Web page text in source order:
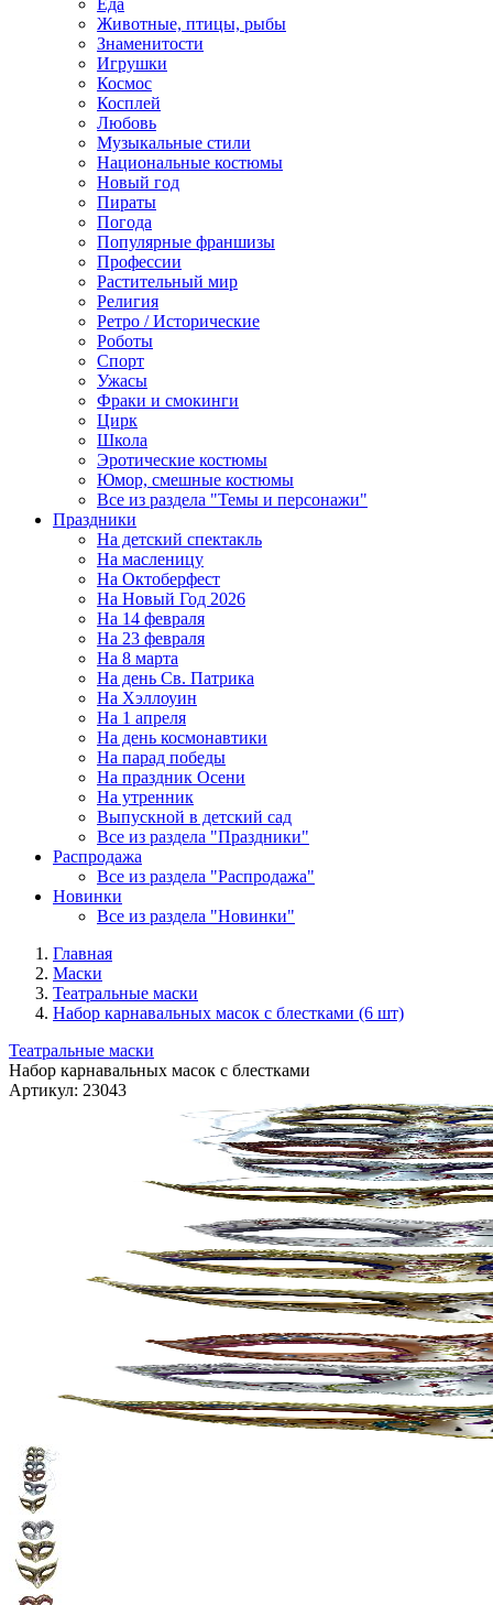
Еда
Животные, птицы, рыбы
Знаменитости
Игрушки
Космос
Косплей
Любовь
Музыкальные стили
Национальные костюмы
Новый год
Пираты
Погода
Популярные франшизы
Профессии
Растительный мир
Религия
Ретро / Исторические
Роботы
Спорт
Ужасы
Фраки и смокинги
Цирк
Школа
Эротические костюмы
Юмор, смешные костюмы
Все из раздела "Темы и персонажи"
Праздники
На детский спектакль
На масленицу
На Октоберфест
На Новый Год 2026
На 14 февраля
На 23 февраля
На 8 марта
На день Св. Патрика
На Хэллоуин
На 1 апреля
На день космонавтики
На парад победы
На праздник Осени
На утренник
Выпускной в детский сад
Все из раздела "Праздники"
Распродажа
Все из раздела "Распродажа"
Новинки
Все из раздела "Новинки"
Главная
Маски
Театральные маски
Набор карнавальных масок с блестками (6 шт)
Театральные маски
Набор карнавальных масок с блестками
Артикул: 23043